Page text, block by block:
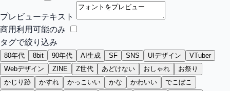
プレビューテキスト
商用利用可能のみ
タグで絞り込み
80年代 8bit 90年代 AI生成 SF SNS UIデザイン
VTuber
Webデザイン
ZINE Z世代 あどけない おしゃれ
お祭り
かじり跡
かすれ かっこいい かな かわいい
でこぼこ